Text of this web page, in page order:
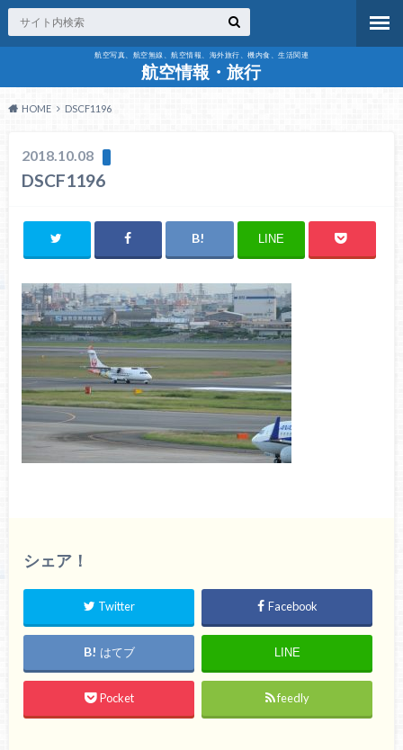
航空写真、航空無線、航空情報、海外旅行、機内食、生活関連
航空情報・旅行
HOME DSCF1196
2018.10.08
DSCF1196
LINE
シェア！
Twitter Facebook
はてブ LINE
Pocket feedly